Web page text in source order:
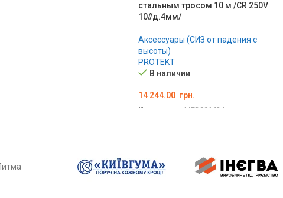
стальным тросом 10 м /CR 250V
10//д.4мм/
Аксессуары (СИЗ от падения с
высоты)
PROTEKT
В наличии
14 244.00 грн.
Код товара: MED001434